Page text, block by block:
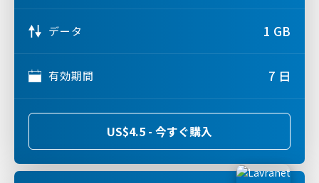
データ 1 GB
有効期間 7 日
US$4.5 - 今すぐ購入